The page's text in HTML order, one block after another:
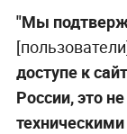
"Мы
доступе к
России, это